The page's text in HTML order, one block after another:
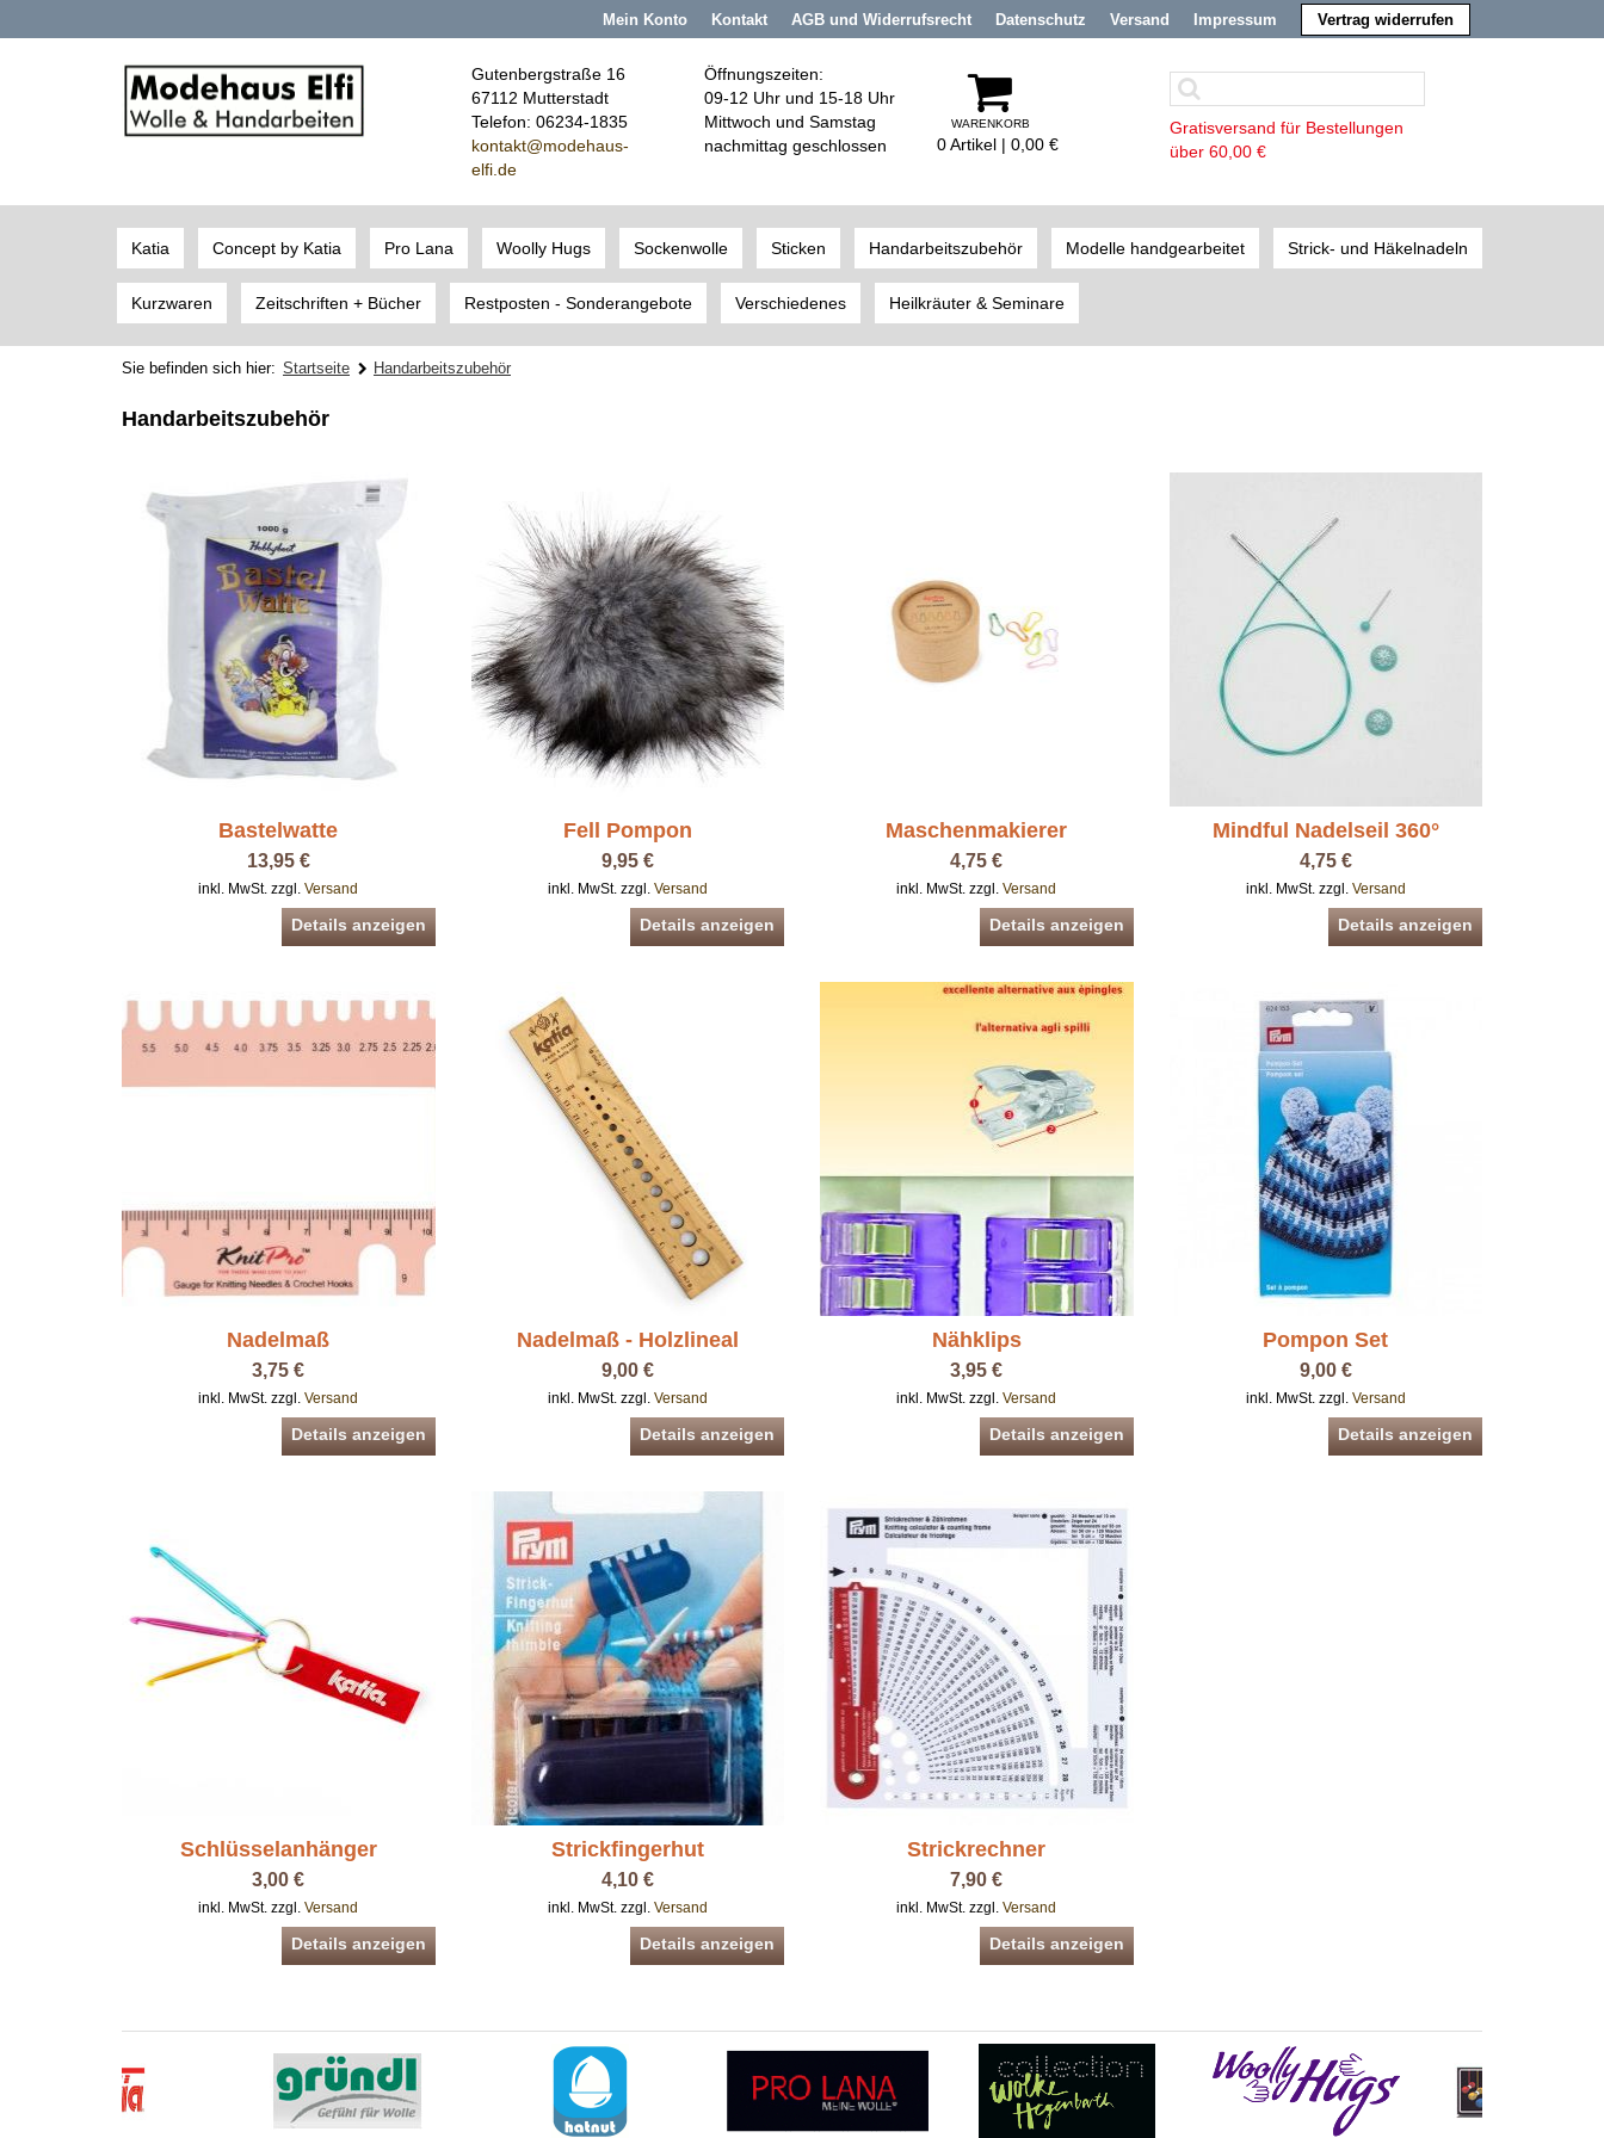
Mein Konto Kontakt AGB und Widerrufsrecht Datenschutz Versand Impressum Vertrag widerrufen
Gutenbergstraße 16
67112 Mutterstadt
Telefon: 06234-1835
kontakt@modehaus-
elfi.de
Öffnungszeiten:
09-12 Uhr und 15-18 Uhr
Mittwoch und Samstag
nachmittag geschlossen
WARENKORB
0 Artikel | 0,00 €
Gratisversand für Bestellungen
über 60,00 €
Katia Concept by Katia Pro Lana Woolly Hugs Sockenwolle Sticken Handarbeitszubehör Modelle handgearbeitet Strick- und Häkelnadeln
Kurzwaren Zeitschriften + Bücher Restposten - Sonderangebote Verschiedenes Heilkräuter & Seminare
Sie befinden sich hier: Startseite Handarbeitszubehör
Handarbeitszubehör
Bastelwatte
13,95 €
inkl. MwSt. zzgl.Versand
Details anzeigen
Fell Pompon
9,95 €
inkl. MwSt. zzgl. Versand
Details anzeigen
Maschenmakierer
4,75 €
inkl. MwSt. zzgl.Versand
Details anzeigen
Mindful Nadelseil 360°
4,75 €
inkl. MwSt. zzgl. Versand
Details anzeigen
Nadelmaß
3,75 €
inkl. MwSt. zzgl.Versand
Details anzeigen
Nadelmaß - Holzlineal
9,00 €
inkl. MwSt. zzgl. Versand
Details anzeigen
Nähklips
3,95 €
inkl. MwSt. zzgl.Versand
Details anzeigen
Pompon Set
9,00 €
inkl. MwSt. zzgl. Versand
Details anzeigen
Schlüsselanhänger
3,00 €
inkl. MwSt. zzgl.Versand
Details anzeigen
Strickfingerhut
4,10 €
inkl. MwSt. zzgl. Versand
Details anzeigen
Strickrechner
7,90 €
inkl. MwSt. zzgl.Versand
Details anzeigen